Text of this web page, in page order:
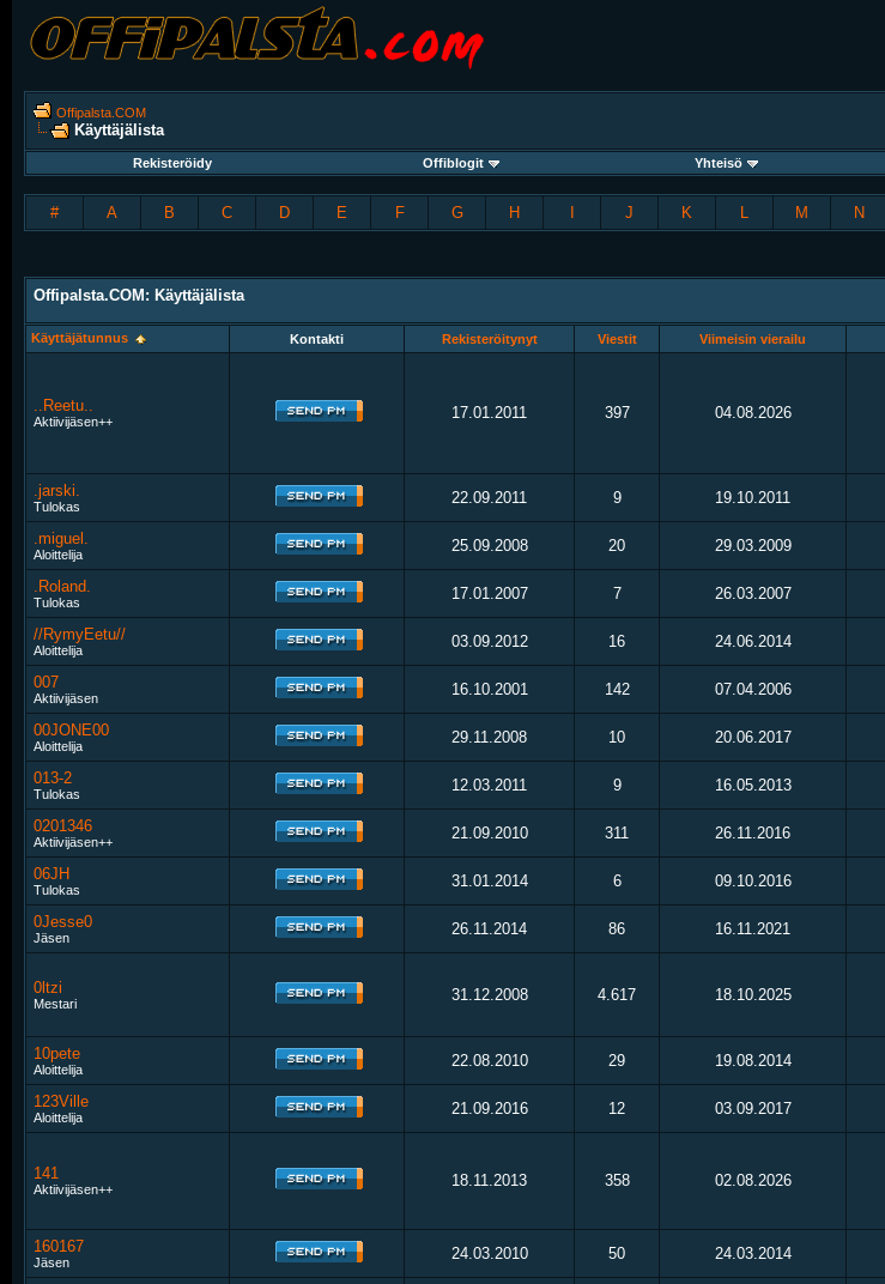
Offipalsta.COM
Käyttäjälista
Rekisteröidy
Offiblogit Yhteisö
# A B C D E F G H J K L M N
Offipalsta.COM: Käyttäjälista
Käyttäjätunnus Kontakti Rekisteröitynyt Viestit Viimeisin vierailu
..Reetu..
Aktiivijäsen++ 17.01.2011 397 04.08.2026
.jarski.
Tulokas 22.09.2011 9 19.10.2011
.miguel.
Aloittelija 25.09.2008 20 29.03.2009
.Roland.
Tulokas 17.01.2007 7 26.03.2007
//RymyEetu//
Aloittelija 03.09.2012 16 24.06.2014
007
Aktiivijäsen 16.10.2001 142 07.04.2006
00JONE00
Aloittelija 29.11.2008 10 20.06.2017
013-2
Tulokas 12.03.2011 9 16.05.2013
0201346
Aktiivijäsen++ 21.09.2010 311 26.11.2016
06JH
Tulokas 31.01.2014 6 09.10.2016
0Jesse0
Jäsen 26.11.2014 86 16.11.2021
0ltzi
Mestari 31.12.2008 4.617 18.10.2025
10pete
Aloittelija 22.08.2010 29 19.08.2014
123Ville
Aloittelija 21.09.2016 12 03.09.2017
141
Aktiivijäsen++ 18.11.2013 358 02.08.2026
160167
Jäsen 24.03.2010 50 24.03.2014